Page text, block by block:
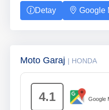
Detay Google
Moto Garaj | HONDA
4.1 Google